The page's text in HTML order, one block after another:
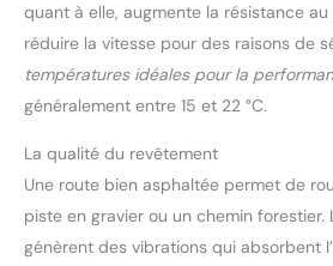
quant à elle, augmente la résistance
réduire la vitesse pour des raisons de
températures idéales pour la
généralement entre 15 et 22 °C.
La qualité du revêtement
Une route bien asphaltée permet de
piste en gravier ou un chemin forestier.
génèrent des vibrations qui absorbent